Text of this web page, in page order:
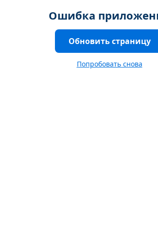
Ошибка
Обновить страницу
Попробовать снова